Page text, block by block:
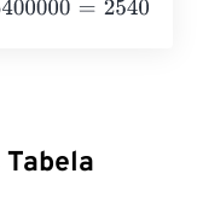
=254000000